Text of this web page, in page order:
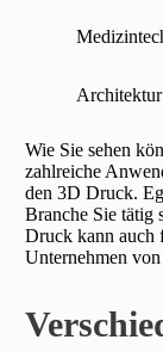
Architektur
Wie Sie sehen
zahlreiche
den 3D Druck.
Branche Sie tätig
Druck kann auch
Unternehmen